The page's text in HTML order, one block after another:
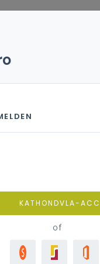
KATHONDVLA-
of